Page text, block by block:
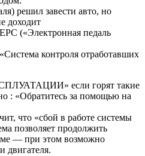
решил завести авто, но
доходит
(«Электронная педаль
контроля отработавших
если горят такие
: «Обратитесь за помощью на
что «сбой в работе системы
позволяет продолжить
— при этом возможно
двигателя.